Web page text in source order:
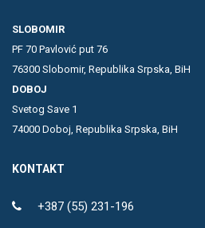
SLOBOMIR
PF 70 Pavlović put 76
76300 Slobomir, Republika Srpska, BiH
DOBOJ
Svetog Save 1
74000 Doboj, Republika Srpska, BiH
KONTAKT
+387 (55) 231-196